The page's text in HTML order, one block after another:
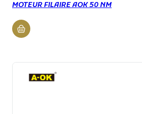
MOTEUR FILAIRE AOK 50 NM